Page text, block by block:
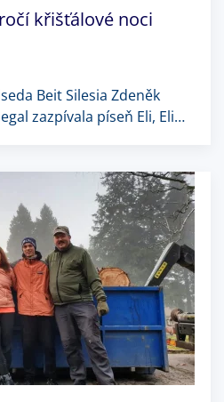
křišťálové noci
Beit Silesia Zdeněk
zazpívala píseň Eli, Eli…